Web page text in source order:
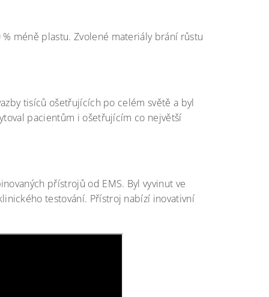
méně plastu. Zvolené materiály brání růstu
tisíců ošetřujících po celém světě a byl
pacientům i ošetřujícím co největší
přístrojů od EMS. Byl vyvinut ve
testování. Přístroj nabízí inovativní